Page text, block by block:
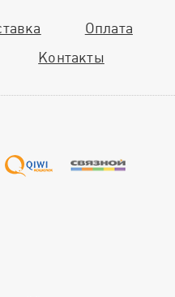
Оплата
Контакты